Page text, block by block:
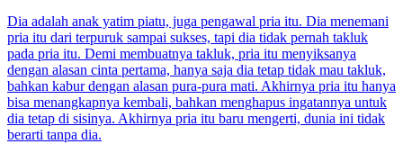
Dia adalah anak yatim piatu, juga pengawal pria itu. Dia menemani
pria itu dari terpuruk sampai sukses, tapi dia tidak pernah takluk
pada pria itu. Demi membuatnya takluk, pria itu menyiksanya
dengan alasan cinta pertama, hanya saja dia tetap tidak mau takluk,
bahkan kabur dengan alasan pura-pura mati. Akhirnya pria itu hanya
bisa menangkapnya kembali, bahkan menghapus ingatannya untuk
dia tetap di sisinya. Akhirnya pria itu baru mengerti, dunia ini tidak
berarti tanpa dia.